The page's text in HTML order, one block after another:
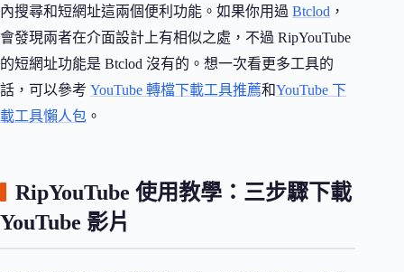
內搜尋和短網址這兩個便利功能。如果你用過 Btclod ，
會發現兩者在介面設計上有相似之處，不過 RipYouTube
的短網址功能是 Btclod 沒有的。想一次看更多工具的
話，可以參考 YouTube 轉檔下載工具推薦和YouTube 下
載工具懶人包 。
RipYouTube 使用教學：三步驟下載
YouTube 影片